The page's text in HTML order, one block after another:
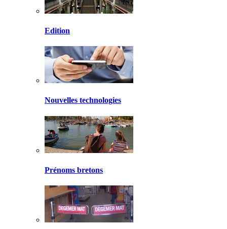
Edition
Nouvelles technologies
Prénoms bretons